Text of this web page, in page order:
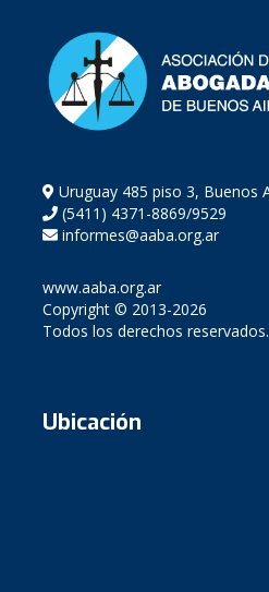
Uruguay 485 piso 3, Buenos
(5411) 4371-8869/9529
informes@aaba.org.ar
www.aaba.org.ar
Copyright © 2013-2026
Todos los derechos reservados.
Ubicación